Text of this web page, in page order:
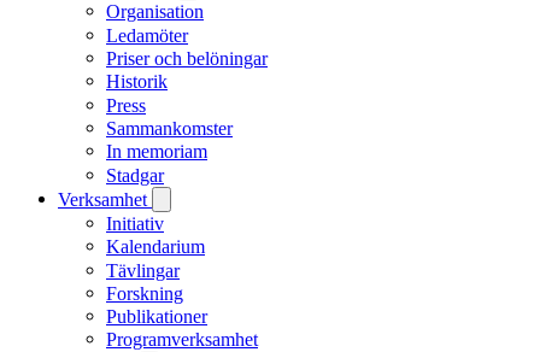
Organisation
Ledamöter
Priser och belöningar
Historik
Press
Sammankomster
In memoriam
Stadgar
Verksamhet
Initiativ
Kalendarium
Tävlingar
Forskning
Publikationer
Programverksamhet